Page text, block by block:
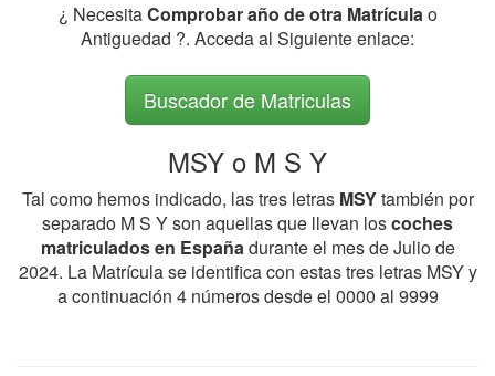
¿ NecesitaComprobar año de otra Matrículao
Antiguedad ?. Acceda al Siguiente enlace:
Buscador de Matriculas
MSY o M S Y
Tal como hemos indicado, las tres letras MSYtambién por
separado M S Y son aquellas que llevan loscoches
matriculados en Españadurante el mes de Julio de
2024. La Matrícula se identifica con estas tres letras MSY y
a continuación 4 números desde el 0000 al 9999